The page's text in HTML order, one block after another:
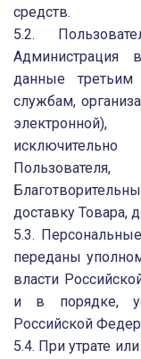
средств.
5.2.
Администрация
данные третьим
службам,
доставку Товара,
5.3.
переданы
власти
и в порядке,
Российской
5.4. При утрате